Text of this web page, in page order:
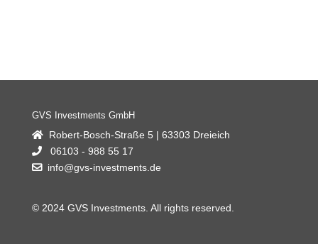
GVS Investments GmbH
Robert-Bosch-Straße 5 | 63303 Dreieich
06103 - 988 55 17
info@gvs-investments.de
© 2024 GVS Investments. All rights reserved.